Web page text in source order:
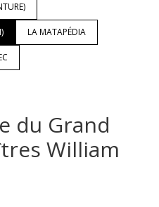
LA MATAPÉDIA
du Grand
William